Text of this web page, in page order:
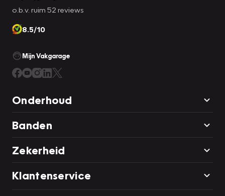
o.b.v. ruim 52 reviews
8.5/10
Mijn Vakgarage
Onderhoud
Banden
Zekerheid
Klantenservice